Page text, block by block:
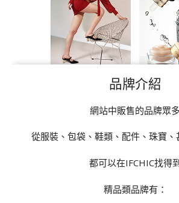
品牌介紹
網站中販售的品牌眾多
從服裝、包袋、鞋類、配件、珠寶、
都可以在IFCHIC找得
精品類品牌有：